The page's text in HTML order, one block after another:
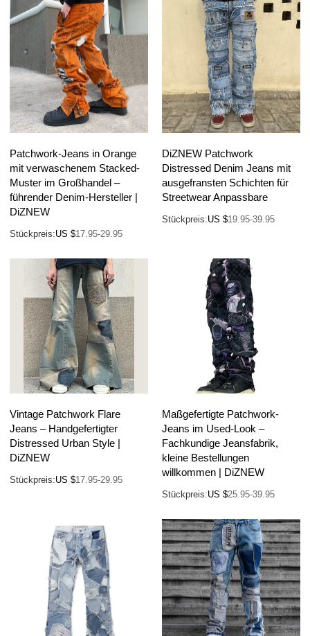
Patchwork-Jeans in Orange
mit verwaschenem Stacked-
Muster im Großhandel –
führender Denim-Hersteller |
DiZNEW
Stückpreis:US $17.95-29.95
DiZNEW Patchwork
Distressed Denim Jeans mit
ausgefransten Schichten für
Streetwear Anpassbare
Stückpreis:US $19.95-39.95
Vintage Patchwork Flare
Jeans – Handgefertigter
Distressed Urban Style |
DiZNEW
Stückpreis:US $17.95-29.95
Maßgefertigte Patchwork-
Jeans im Used-Look –
Fachkundige Jeansfabrik,
kleine Bestellungen
willkommen | DiZNEW
Stückpreis:US $25.95-39.95